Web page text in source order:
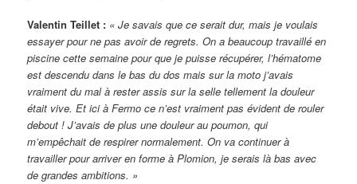
Valentin Teillet : « Je savais que ce serait dur, mais je voulais
essayer pour ne pas avoir de regrets. On a beaucoup travaillé en
piscine cette semaine pour que je puisse récupérer, l’hématome
est descendu dans le bas du dos mais sur la moto j’avais
vraiment du mal à rester assis sur la selle tellement la douleur
était vive. Et ici à Fermo ce n’est vraiment pas évident de rouler
debout ! J’avais de plus une douleur au poumon, qui
m’empêchait de respirer normalement. On va continuer à
travailler pour arriver en forme à Plomion, je serais là bas avec
de grandes ambitions. »